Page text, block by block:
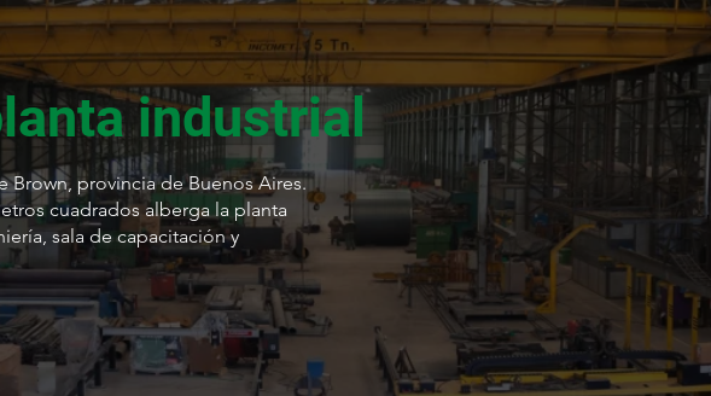
industrial
Brown, provincia de Buenos Aires.
cuadrados alberga la planta
sala de capacitación y
13.050 11.030m2